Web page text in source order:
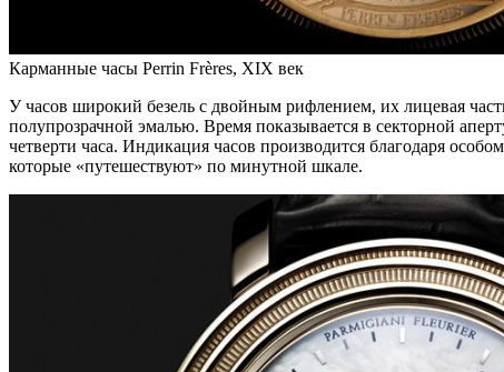
Карманные часы Perrin Frères, XIX век
У часов широкий безель с двойным рифлением, их лицевая
полупрозрачной эмалью. Время показывается в секторной
четверти часа. Индикация часов производится благодаря
которые «путешествуют» по минутной шкале.